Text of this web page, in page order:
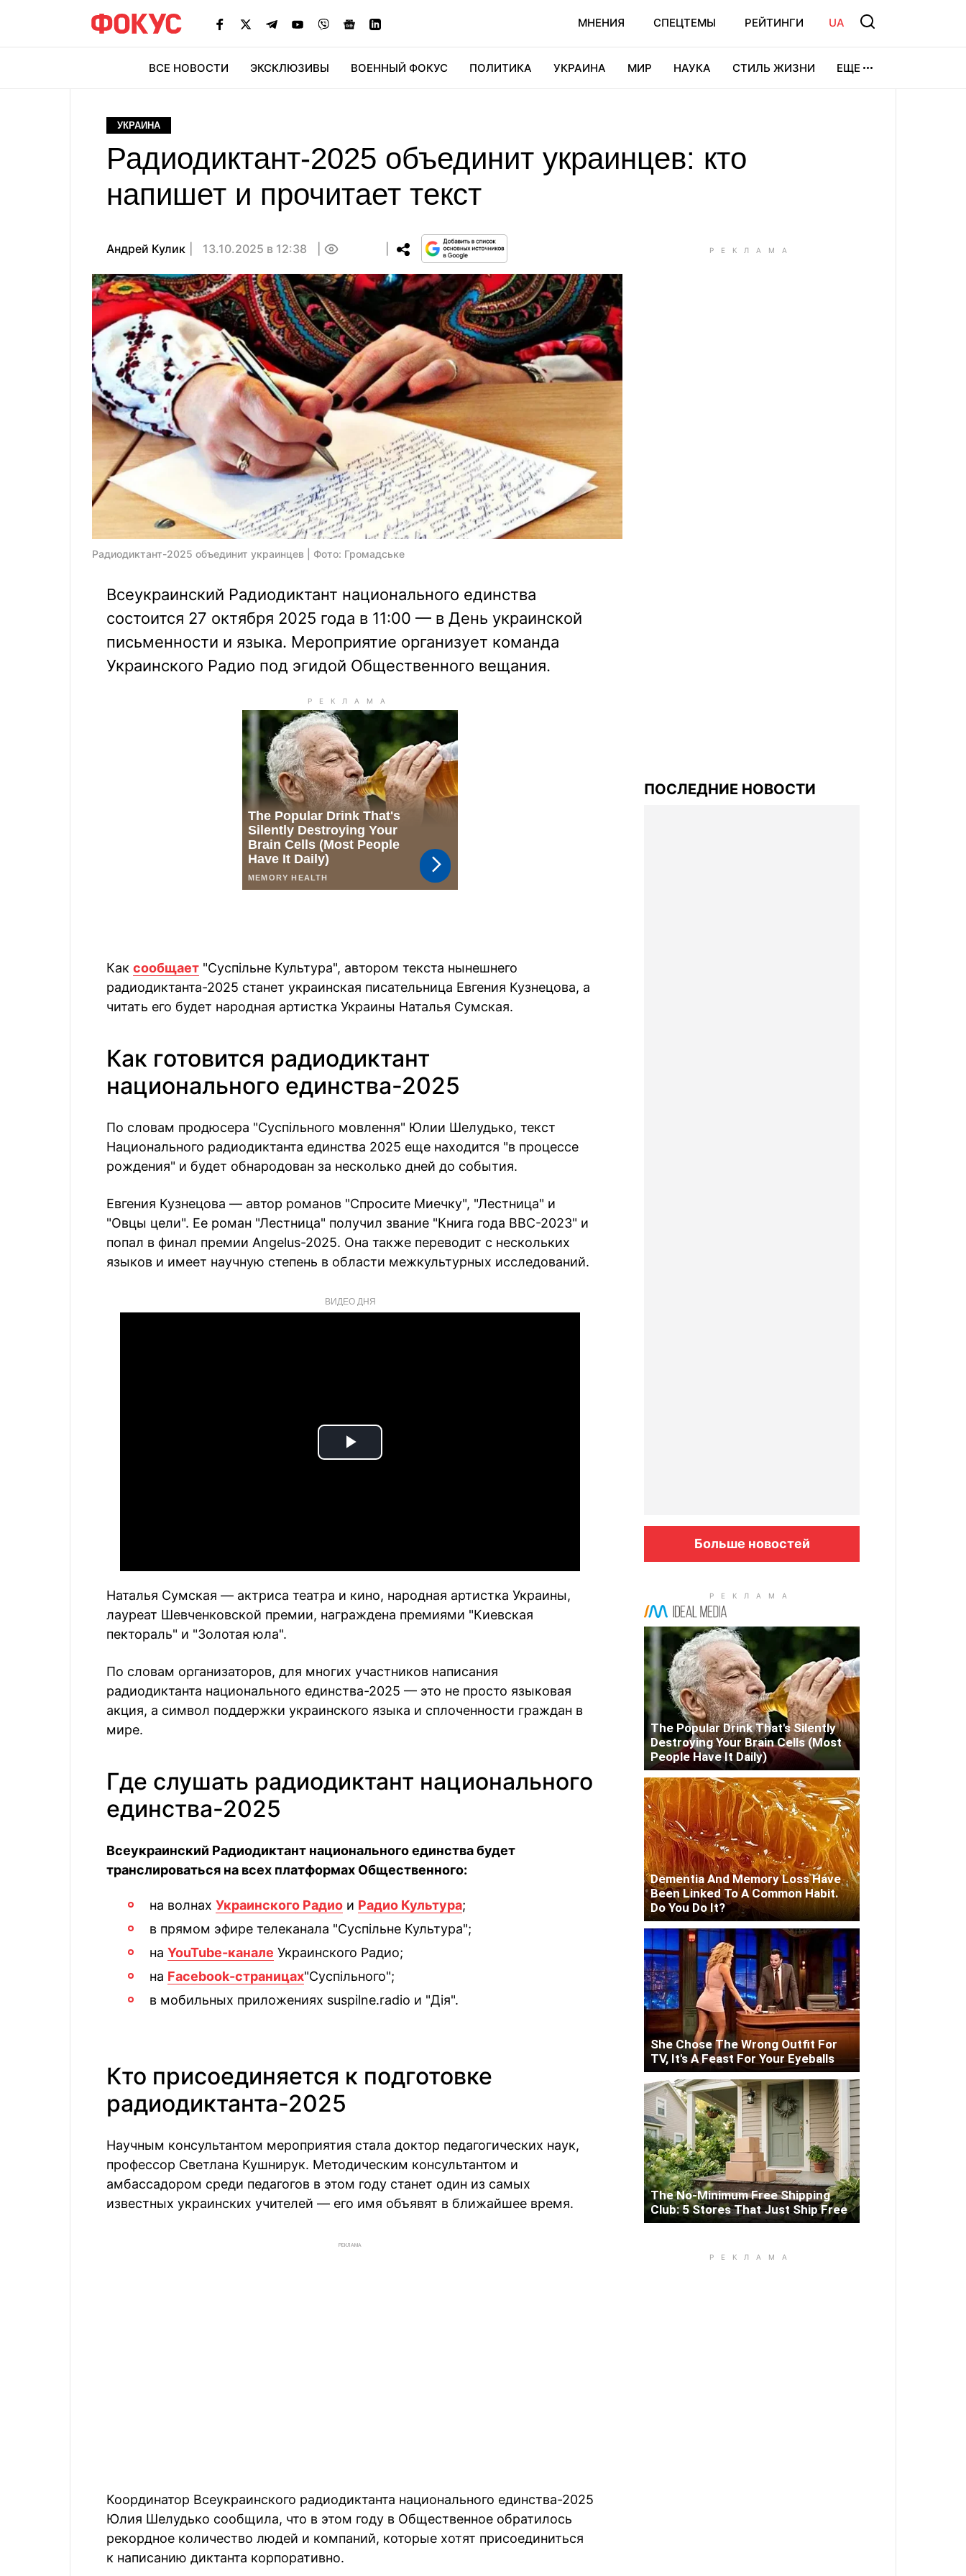
МНЕНИЯ СПЕЦТЕМЫ РЕЙТИНГИ UA
ВСЕ НОВОСТИ ЭКСКЛЮЗИВЫ ВОЕННЫЙ ФОКУС ПОЛИТИКА УКРАИНА МИР НАУКА СТИЛЬ ЖИЗНИ ЕЩЕ
УКРАИНА
Радиодиктант-2025 объединит украинцев: кто
напишет и прочитает текст
Андрей Кулик 13.10.2025 в 12:38
Радиодиктант-2025 объединит украинцев | Фото: Громадське
Всеукраинский Радиодиктант национального единства
состоится 27 октября 2025 года в 11:00 — в День украинской
письменности и языка. Мероприятие организует команда
Украинского Радио под эгидой Общественного вещания.
Как сообщает "Суспільне Культура", автором текста нынешнего
радиодиктанта-2025 станет украинская писательница Евгения Кузнецова, а
читать его будет народная артистка Украины Наталья Сумская.
Как готовится радиодиктант
национального единства-2025
По словам продюсера "Суспільного мовлення" Юлии Шелудько, текст
Национального радиодиктанта единства 2025 еще находится "в процессе
рождения" и будет обнародован за несколько дней до события.
Евгения Кузнецова — автор романов "Спросите Миечку", "Лестница" и
"Овцы цели". Ее роман "Лестница" получил звание "Книга года BBC-2023" и
попал в финал премии Angelus-2025. Она также переводит с нескольких
языков и имеет научную степень в области межкультурных исследований.
ВИДЕО ДНЯ
Play
Наталья Сумская — актриса театра и кино, народная артистка Украины,
лауреат Шевченковской премии, награждена премиями "Киевская
пектораль" и "Золотая юла".
По словам организаторов, для многих участников написания
радиодиктанта национального единства-2025 — это не просто языковая
акция, а символ поддержки украинского языка и сплоченности граждан в
мире.
Где слушать радиодиктант национального
единства-2025
Всеукраинский Радиодиктант национального единства будет
транслироваться на всех платформах Общественного:
на волнах Украинского Радио и Радио Культура;
в прямом эфире телеканала "Суспільне Культура";
на YouTube-канале Украинского Радио;
на Facebook-страницах"Суспільного";
в мобильных приложениях suspilne.radio и "Дія".
Кто присоединяется к подготовке
радиодиктанта-2025
Научным консультантом мероприятия стала доктор педагогических наук,
профессор Светлана Кушнирук. Методическим консультантом и
амбассадором среди педагогов в этом году станет один из самых
известных украинских учителей — его имя объявят в ближайшее время.
РЕКЛАМА
Координатор Всеукраинского радиодиктанта национального единства-2025
Юлия Шелудько сообщила, что в этом году в Общественное обратилось
рекордное количество людей и компаний, которые хотят присоединиться
к написанию диктанта корпоративно.
ПОСЛЕДНИЕ НОВОСТИ
Больше новостей